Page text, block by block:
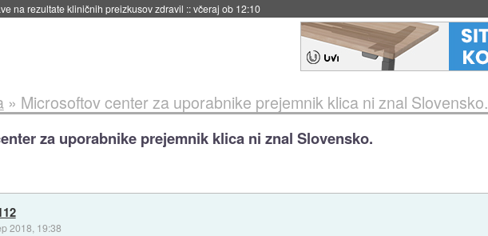
kot polovico SSD-jev za naslednji dve leti::včeraj ob 11:37
» Microsoftov center za uporabnike prejemnik klica ni znal Slovensko.
za uporabnike prejemnik klica ni znal Slovensko.
2018, 19:38